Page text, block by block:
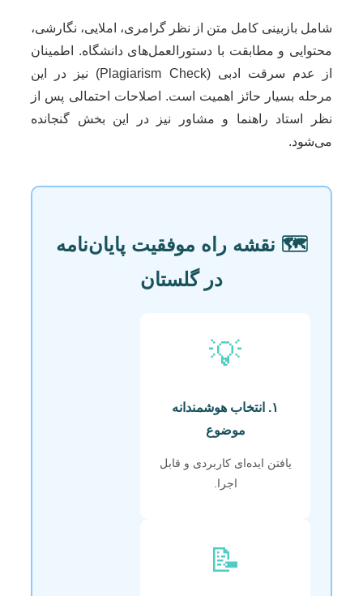
شامل بازبینی کامل متن از نظر گرامری، املایی، نگارشی،
محتوایی و مطابقت با دستورالعمل‌های دانشگاه. اطمینان
از عدم سرقت ادبی (Plagiarism Check) نیز در این
مرحله بسیار حائز اهمیت است. اصلاحات احتمالی پس از
نظر استاد راهنما و مشاور نیز در این بخش گنجانده
می‌شود.
🗺️ نقشه راه موفقیت پایان‌نامه
در گلستان
💡
۱. انتخاب هوشمندانه
موضوع
یافتن ایده‌ای کاربردی و قابل
اجرا.
📝